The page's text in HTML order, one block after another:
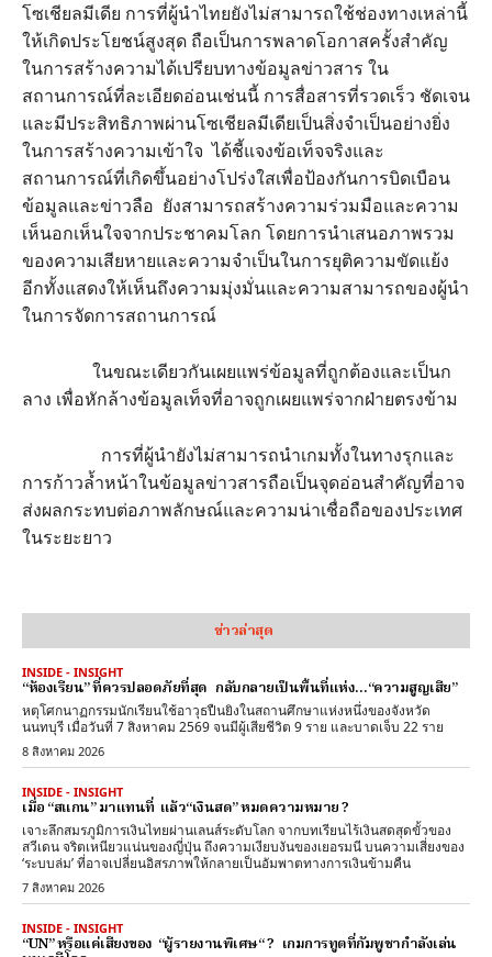
โซเชียลมีเดีย การที่ผู้นำไทยยังไม่สามารถใช้ช่องทางเหล่านี้
ให้เกิดประโยชน์สูงสุด ถือเป็นการพลาดโอกาสครั้งสำคัญ
ในการสร้างความได้เปรียบทางข้อมูลข่าวสาร ใน
สถานการณ์ที่ละเอียดอ่อนเช่นนี้ การสื่อสารที่รวดเร็ว ชัดเจน
และมีประสิทธิภาพผ่านโซเชียลมีเดียเป็นสิ่งจำเป็นอย่างยิ่ง
ในการสร้างความเข้าใจ ได้ชี้แจงข้อเท็จจริงและ
สถานการณ์ที่เกิดขึ้นอย่างโปร่งใสเพื่อป้องกันการบิดเบือน
ข้อมูลและข่าวลือ ยังสามารถสร้างความร่วมมือและความ
เห็นอกเห็นใจจากประชาคมโลก โดยการนำเสนอภาพรวม
ของความเสียหายและความจำเป็นในการยุติความขัดแย้ง
อีกทั้งแสดงให้เห็นถึงความมุ่งมั่นและความสามารถของผู้นำ
ในการจัดการสถานการณ์
ในขณะเดียวกันเผยแพร่ข้อมูลที่ถูกต้องและเป็นก
ลาง เพื่อหักล้างข้อมูลเท็จที่อาจถูกเผยแพร่จากฝ่ายตรงข้าม
การที่ผู้นำยังไม่สามารถนำเกมทั้งในทางรุกและ
การก้าวล้ำหน้าในข้อมูลข่าวสารถือเป็นจุดอ่อนสำคัญที่อาจ
ส่งผลกระทบต่อภาพลักษณ์และความน่าเชื่อถือของประเทศ
ในระยะยาว
ข่าวล่าสุด
INSIDE - INSIGHT
“ห้องเรียน” ที่ควรปลอดภัยที่สุด กลับกลายเป็นพื้นที่แห่ง…“ความสูญเสีย”
หตุโศกนาฏกรรมนักเรียนใช้อาวุธปืนยิงในสถานศึกษาแห่งหนึ่งของจังหวัด
นนทบุรี เมื่อวันที่ 7 สิงหาคม 2569 จนมีผู้เสียชีวิต 9 ราย และบาดเจ็บ 22 ราย
8 สิงหาคม 2026
INSIDE - INSIGHT
เมื่อ “สแกน” มาแทนที่ แล้ว“เงินสด” หมดความหมาย ?
เจาะลึกสมรภูมิการเงินไทยผ่านเลนส์ระดับโลก จากบทเรียนไร้เงินสดสุดขั้วของ
สวีเดน จริตเหนียวแน่นของญี่ปุ่น ถึงความเงียบงันของเยอรมนี บนความเสี่ยงของ
‘ระบบล่ม’ ที่อาจเปลี่ยนอิสรภาพให้กลายเป็นอัมพาตทางการเงินข้ามคืน
7 สิงหาคม 2026
INSIDE - INSIGHT
“UN” หรือแค่เสียงของ “ผู้รายงานพิเศษ“ ? เกมการทูตที่กัมพูชากำลังเล่น